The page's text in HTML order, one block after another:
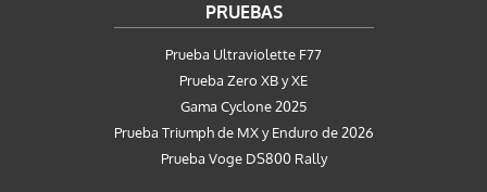
PRUEBAS
Prueba Ultraviolette F77
Prueba Zero XB y XE
Gama Cyclone 2025
Prueba Triumph de MX y Enduro de 2026
Prueba Voge DS800 Rally